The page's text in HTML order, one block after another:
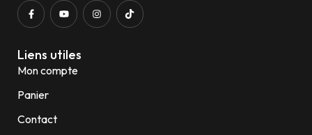
Liens utiles
Mon compte
Panier
Contact